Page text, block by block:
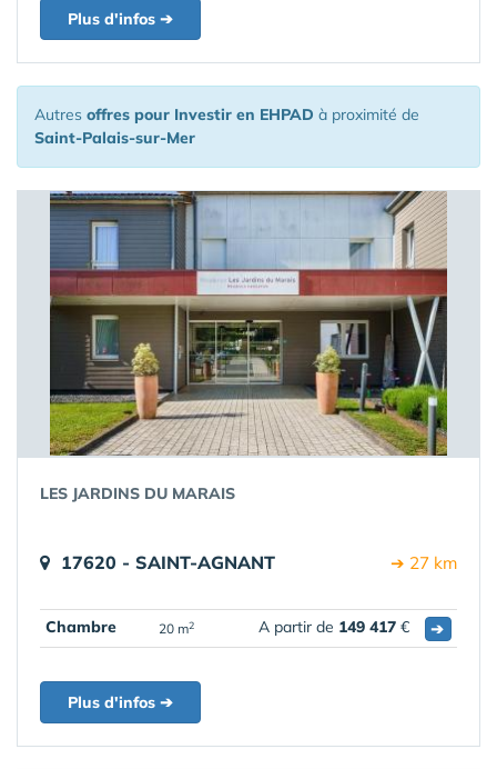
Plus d'infos ➔
Autres offres pour Investir en EHPAD à proximité de
Saint-Palais-sur-Mer
LES JARDINS DU MARAIS
17620 - SAINT-AGNANT ➔ 27 km
Chambre 20 m2 A partir de 149 417 € ➔
Plus d'infos ➔